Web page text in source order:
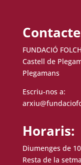
FUNDACIÓ
Castell de
Plegamans
Escriu-nos a:
Horaris:
Diumenges de
Resta de la